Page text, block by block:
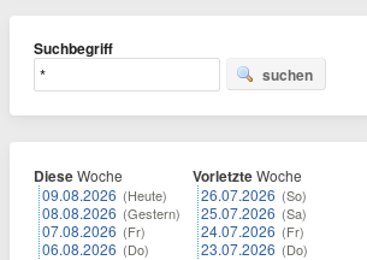
Suchbegriff
suchen
DieseWoche
09.08.2026 (Heute)
08.08.2026 (Gestern)
07.08.2026 (Fr)
06.08.2026 (Do)
VorletzteWoche
26.07.2026 (So)
25.07.2026 (Sa)
24.07.2026 (Fr)
23.07.2026 (Do)